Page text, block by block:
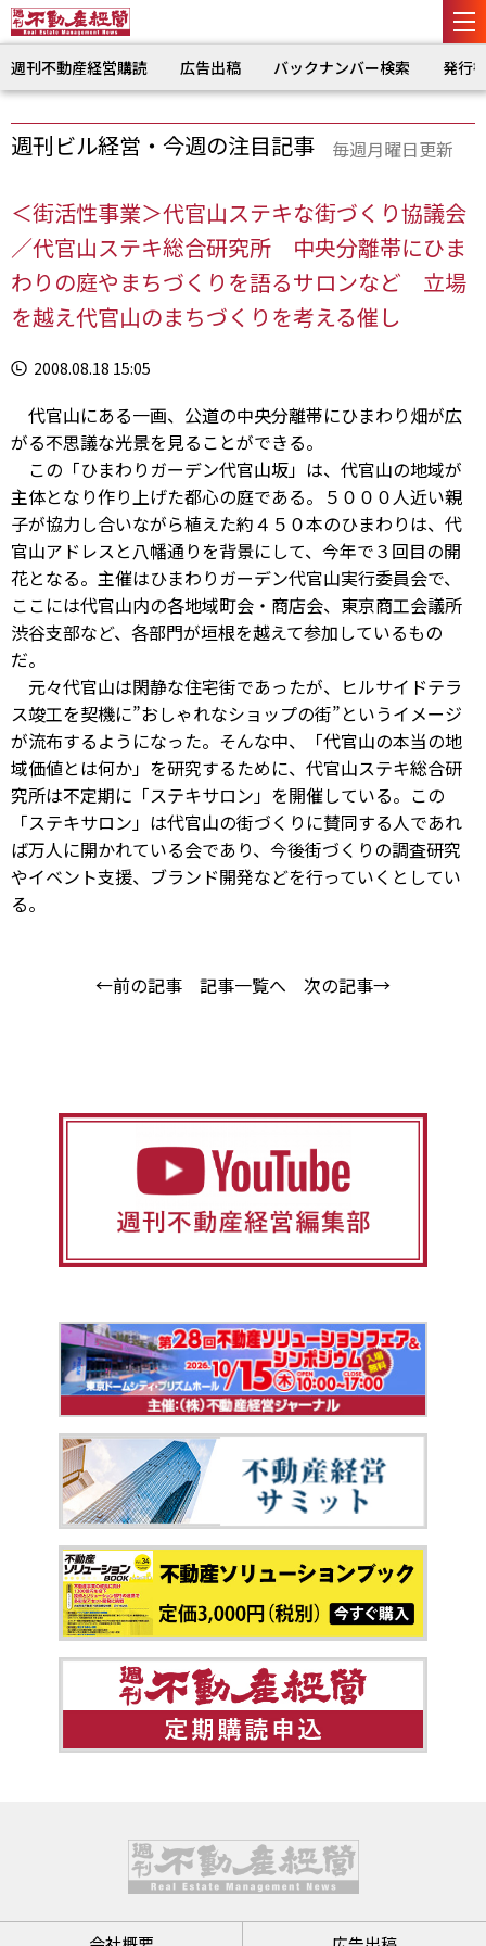
週刊不動産経営購読 広告出稿 バックナンバー検索 発行
週刊ビル経営・今週の注目記事 毎週月曜日更新
＜街活性事業＞代官山ステキな街づくり協議会
／代官山ステキ総合研究所 中央分離帯にひま
わりの庭やまちづくりを語るサロンなど 立場
を越え代官山のまちづくりを考える催し
2008.08.18 15:05
代官山にある一画、公道の中央分離帯にひまわり畑が広
がる不思議な光景を見ることができる。
この「ひまわりガーデン代官山坂」は、代官山の地域が
主体となり作り上げた都心の庭である。５０００人近い親
子が協力し合いながら植えた約４５０本のひまわりは、代
官山アドレスと八幡通りを背景にして、今年で３回目の開
花となる。主催はひまわりガーデン代官山実行委員会で、
ここには代官山内の各地域町会・商店会、東京商工会議所
渋谷支部など、各部門が垣根を越えて参加しているもの
だ。
元々代官山は閑静な住宅街であったが、ヒルサイドテラ
ス竣工を契機に”おしゃれなショップの街”というイメージ
が流布するようになった。そんな中、「代官山の本当の地
域価値とは何か」を研究するために、代官山ステキ総合研
究所は不定期に「ステキサロン」を開催している。この
「ステキサロン」は代官山の街づくりに賛同する人であれ
ば万人に開かれている会であり、今後街づくりの調査研究
やイベント支援、ブランド開発などを行っていくとしてい
る。
←前の記事 記事一覧へ 次の記事→